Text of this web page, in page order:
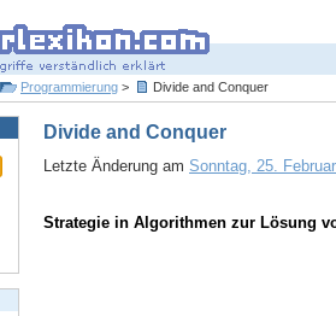
Programmierung > Divide and Conquer
Divide and Conquer
Letzte Änderung am Sonntag, 25.
Strategie in Algorithmen zur Lösung